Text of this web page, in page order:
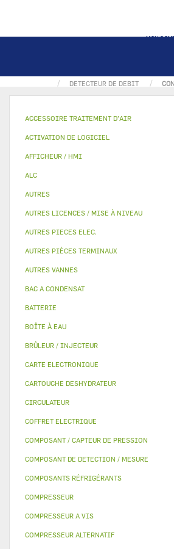
MON
DETECTEUR DE DEBIT
ACCESSOIRE TRAITEMENT D’AIR
ACTIVATION DE LOGICIEL
AFFICHEUR / HMI
ALC
AUTRES
AUTRES LICENCES / MISE À NIVEAU
AUTRES PIECES ELEC.
AUTRES PIÈCES TERMINAUX
AUTRES VANNES
BAC A CONDENSAT
BATTERIE
BOÎTE À EAU
BRÛLEUR / INJECTEUR
CARTE ELECTRONIQUE
CARTOUCHE DESHYDRATEUR
CIRCULATEUR
COFFRET ELECTRIQUE
COMPOSANT / CAPTEUR DE PRESSION
COMPOSANT DE DETECTION / MESURE
COMPOSANTS RÉFRIGÉRANTS
COMPRESSEUR
COMPRESSEUR A VIS
COMPRESSEUR ALTERNATIF